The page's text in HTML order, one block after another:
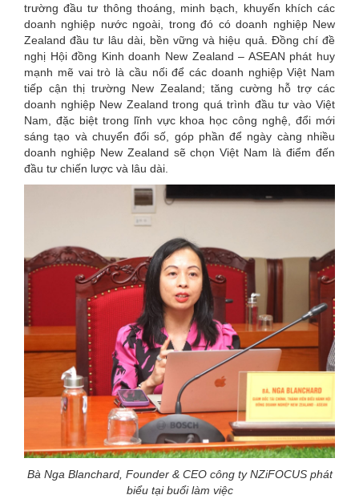
trường đầu tư thông thoáng, minh bạch, khuyến khích các
doanh nghiệp nước ngoài, trong đó có doanh nghiệp New
Zealand đầu tư lâu dài, bền vững và hiệu quả. Đồng chí đề
nghị Hội đồng Kinh doanh New Zealand – ASEAN phát huy
mạnh mẽ vai trò là cầu nối để các doanh nghiệp Việt Nam
tiếp cận thị trường New Zealand; tăng cường hỗ trợ các
doanh nghiệp New Zealand trong quá trình đầu tư vào Việt
Nam, đặc biệt trong lĩnh vực khoa học công nghệ, đổi mới
sáng tạo và chuyển đổi số, góp phần để ngày càng nhiều
doanh nghiệp New Zealand sẽ chọn Việt Nam là điểm đến
đầu tư chiến lược và lâu dài.
Bà Nga Blanchard, Founder & CEO công ty NZiFOCUS phát
biểu tại buổi làm việc